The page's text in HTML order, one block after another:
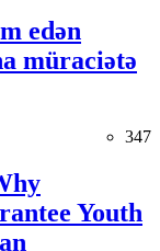
edən
müraciətə
347
Youth